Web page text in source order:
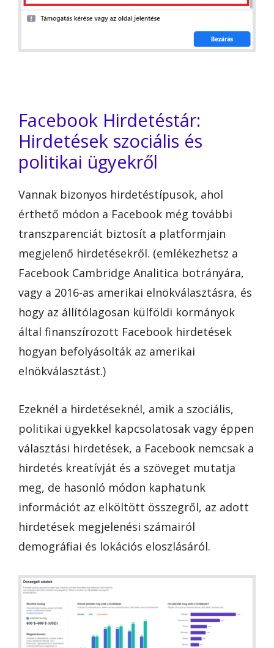
Facebook Hirdetéstár:
Hirdetések szociális és
politikai ügyekről
Vannak bizonyos hirdetéstípusok, ahol
érthető módon a Facebook még további
transzparenciát biztosít a platformjain
megjelenő hirdetésekről. (emlékezhetsz a
Facebook Cambridge Analitica botrányára,
vagy a 2016-as amerikai elnökválasztásra, és
hogy az állítólagosan külföldi kormányok
által finanszírozott Facebook hirdetések
hogyan befolyásolták az amerikai
elnökválasztást.)
Ezeknél a hirdetéseknél, amik a szociális,
politikai ügyekkel kapcsolatosak vagy éppen
választási hirdetések, a Facebook nemcsak a
hirdetés kreatívját és a szöveget mutatja
meg, de hasonló módon kaphatunk
információt az elköltött összegről, az adott
hirdetések megjelenési számairól
demográfiai és lokációs eloszlásáról.